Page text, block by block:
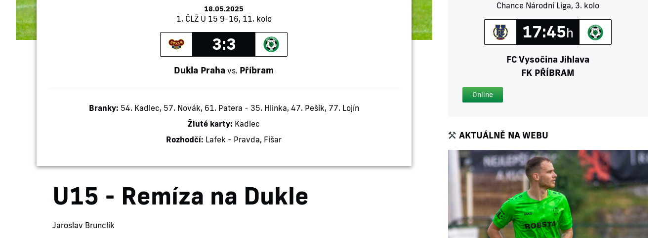
18.05.2025
1. ČLŽ U 15 9-16, 11. kolo
3:3
Dukla Praha vs. Příbram
Branky: 54. Kadlec, 57. Novák, 61. Patera - 35. Hlinka, 47. Pešík, 77. Lojín
Žluté karty: Kadlec
Rozhodčí: Lafek - Pravda, Fišar
U15 - Remíza na Dukle
Jaroslav Brunclík
Chance Národní Liga, 3. kolo
17:45h
FC Vysočina Jihlava
FK PŘÍBRAM
Online
AKTUÁLNĚ NA WEBU